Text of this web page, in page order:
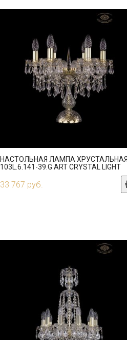
НАСТОЛЬНАЯ ЛАМПА ХРУСТАЛЬНАЯ
103L.6.141-39.G ART CRYSTAL LIGHT
33 767 руб.